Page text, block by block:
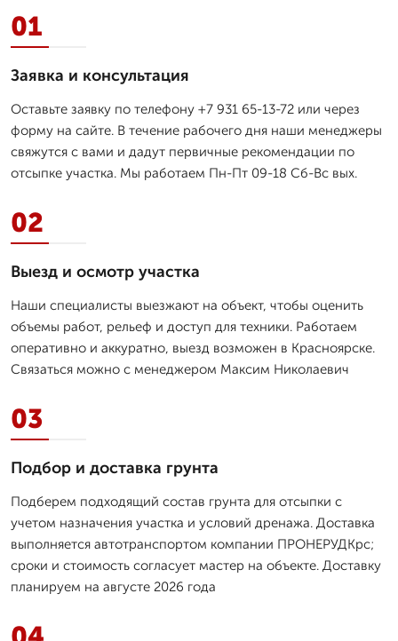
01
Заявка и консультация
Оставьте заявку по телефону +7 931 65-13-72 или через
форму на сайте. В течение рабочего дня наши менеджеры
свяжутся с вами и дадут первичные рекомендации по
отсыпке участка. Мы работаем Пн-Пт 09-18 Сб-Вс вых.
02
Выезд и осмотр участка
Наши специалисты выезжают на объект, чтобы оценить
объемы работ, рельеф и доступ для техники. Работаем
оперативно и аккуратно, выезд возможен в Красноярске.
Связаться можно с менеджером Максим Николаевич
03
Подбор и доставка грунта
Подберем подходящий состав грунта для отсыпки с
учетом назначения участка и условий дренажа. Доставка
выполняется автотранспортом компании ПРОНЕРУДКрс;
сроки и стоимость согласует мастер на объекте. Доставку
планируем на августе 2026 года